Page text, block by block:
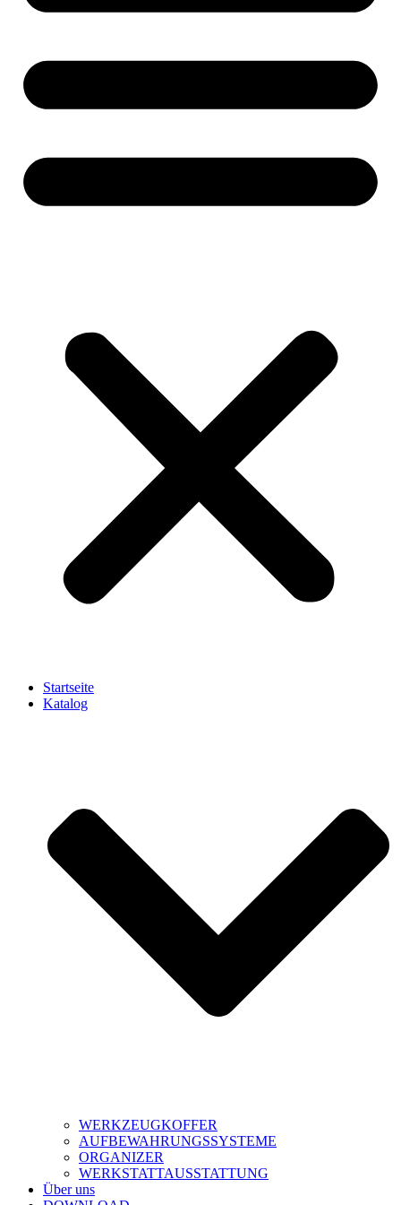
Startseite
Katalog
WERKZEUGKOFFER
AUFBEWAHRUNGSSYSTEME
ORGANIZER
WERKSTATTAUSSTATTUNG
Über uns